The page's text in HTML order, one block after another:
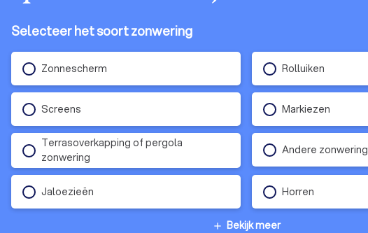
Selecteer het soort zonwering
Zonnescherm Rolluiken
Screens Markiezen
Terrasoverkapping of pergola
zonwering
Andere zonwering
Jaloezieën Horren
add Bekijk meer